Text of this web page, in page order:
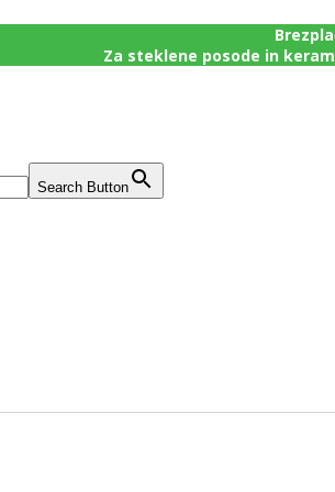
Za steklene posode in
Search Button